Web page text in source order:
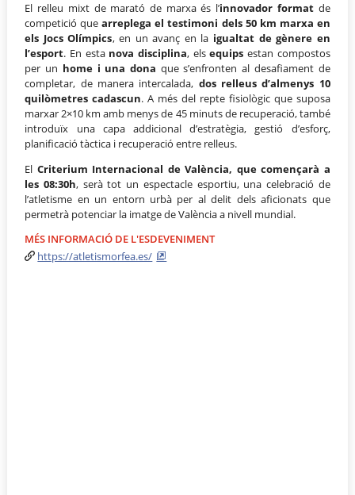
El relleu mixt de marató de marxa és l’innovador formatde
competició quearreplega el testimoni dels 50 km marxa en
els Jocs Olímpics, en un avanç en la igualtat de gènere en
l’esport. En esta nova disciplina, elsequips estan compostos
per un home i una dona que s’enfronten al desafiament de
completar, de manera intercalada, dos relleus d’almenys 10
quilòmetres cadascun. A més del repte fisiològic que suposa
marxar 2×10 km amb menys de 45 minuts de recuperació, també
introduïx una capa addicional d’estratègia, gestió d’esforç,
planificació tàctica i recuperació entre relleus.
El Criterium Internacional de València, que començarà a
les 08:30h, serà tot un espectacle esportiu, una celebració de
l’atletisme en un entorn urbà per al delit dels aficionats que
permetrà potenciar la imatge de València a nivell mundial.
MÉS INFORMACIÓ DE L'ESDEVENIMENT
https://atletismorfea.es/